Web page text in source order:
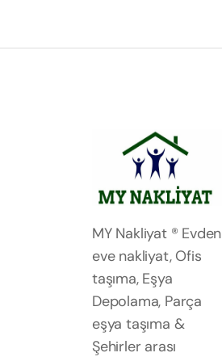
MY Nakliyat ® Evden
eve nakliyat, Ofis
taşıma, Eşya
Depolama, Parça
eşya taşıma &
Şehirler arası